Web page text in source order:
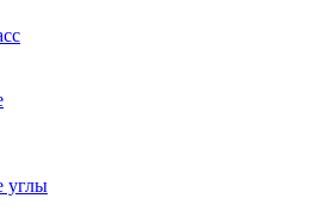
углы